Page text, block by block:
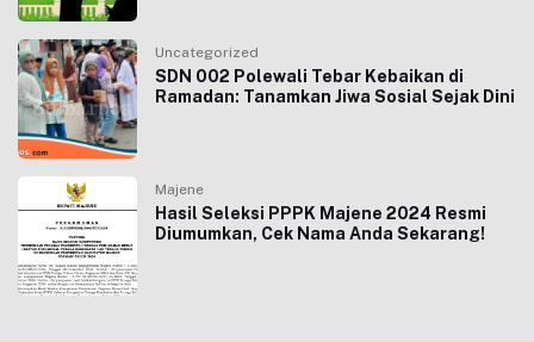
Uncategorized
SDN 002 Polewali Tebar Kebaikan di
Ramadan: Tanamkan Jiwa Sosial Sejak Dini
Majene
Hasil Seleksi PPPK Majene 2024 Resmi
Diumumkan, Cek Nama Anda Sekarang!